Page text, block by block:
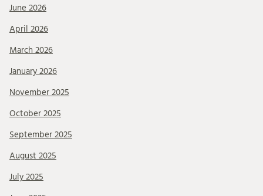
June 2026
April 2026
March 2026
January 2026
November 2025
October 2025
September 2025
August 2025
July 2025